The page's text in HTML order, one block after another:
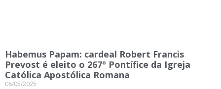
Habemus Papam: cardeal Robert Francis
Prevost é eleito o 267º Pontífice da Igreja
Católica Apostólica Romana
08/05/2025